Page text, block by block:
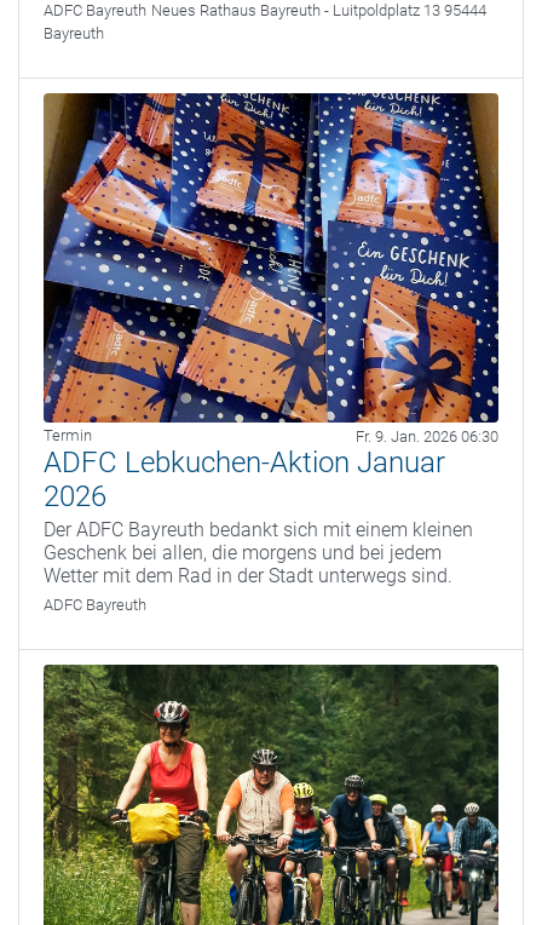
ADFC Bayreuth Neues Rathaus Bayreuth - Luitpoldplatz 13 95444
Bayreuth
Termin Fr. 9. Jan. 2026 06:30
ADFC Lebkuchen-Aktion Januar
2026
Der ADFC Bayreuth bedankt sich mit einem kleinen
Geschenk bei allen, die morgens und bei jedem
Wetter mit dem Rad in der Stadt unterwegs sind.
ADFC Bayreuth